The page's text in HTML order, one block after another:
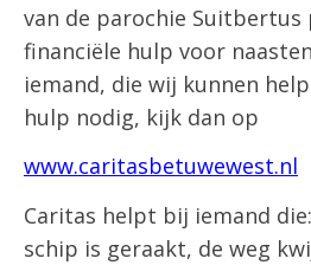
van de parochie Suitbertus
financiële hulp voor
iemand, die wij kunnen
hulp nodig, kijk dan op
www.caritasbetuwewest.nl
Caritas helpt bij iemand
schip is geraakt, de weg